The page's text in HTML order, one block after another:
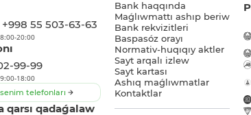
+998 55 503-63-63
20:00
99-99
18:00
telefonları
qarsı qadaǵalaw
Bank haqqında
Maǵlıwmattı ashıp beriw
Bank rekvizitleri
Baspasóz orayı
Normativ-huqıqıy aktler
Sayt arqalı izlew
Sayt kartası
Ashıq maǵlıwmatlar
Kontaktlar